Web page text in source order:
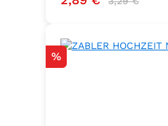
Rabatt
%